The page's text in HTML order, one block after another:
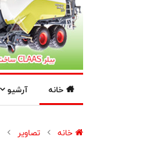
خانه آرشیو
خانه تصاویر